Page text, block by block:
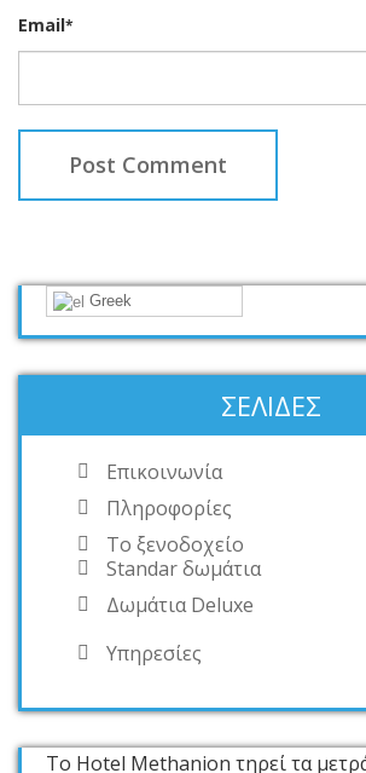
Email*
Greek
ΣΕΛΊΔΕΣ
Επικοινωνία
Πληροφορίες
Το ξενοδοχείο
Standar δωμάτια
Δωμάτια Deluxe
Υπηρεσίες
Το Hotel Methanion τηρεί τα